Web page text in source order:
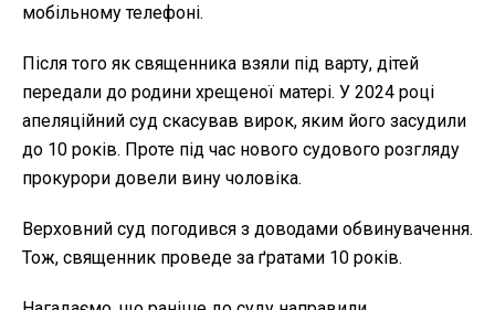
мобільному телефоні.
Після того як священника взяли під варту, дітей
передали до родини хрещеної матері. У 2024 році
апеляційний суд скасував вирок, яким його засудили
до 10 років. Проте під час нового судового розгляду
прокурори довели вину чоловіка.
Верховний суд погодився з доводами обвинувачення.
Тож, священник проведе за ґратами 10 років.